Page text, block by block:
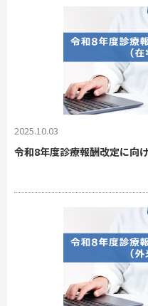
2025.10.03
令和8年度診療報酬改定に向